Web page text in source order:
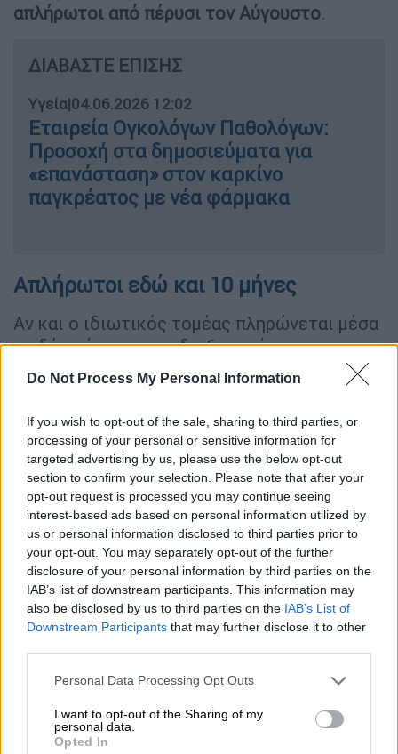
Do Not Process My Personal Information
If you wish to opt-out of the sale, sharing to third parties, or
processing of your personal or sensitive information for
targeted advertising by us, please use the below opt-out
section to confirm your selection. Please note that after your
opt-out request is processed you may continue seeing
interest-based ads based on personal information utilized by
us or personal information disclosed to third parties prior to
your opt-out. You may separately opt-out of the further
disclosure of your personal information by third parties on the
IAB’s list of downstream participants. This information may
also be disclosed by us to third parties on the IAB’s List of
Downstream Participants that may further disclose it to other
Please note that this website/app uses one or more Google
not limited to your visit or usage behaviour. You may click to
grant or deny consent to Google and its third-party tags to
use your data for below specified purposes in below Google
Personal Data Processing Opt Outs
I want to opt-out of the Sharing of my
personal data.
Opted In
απλήρωτοι από πέρυσι τον Αύγουστο.
ΔΙΑΒΑΣΤΕ ΕΠΙΣΗΣ
Υγεία|04.06.2026 12:02
Εταιρεία Ογκολόγων Παθολόγων:
Προσοχή στα δημοσιεύματα για
«επανάσταση» στον καρκίνο
παγκρέατος με νέα φάρμακα
Απλήρωτοι εδώ και 10 μήνες
Αν και ο ιδιωτικός τομέας πληρώνεται μέσα
σε δύο μήνες για τη διεξαγωγή των
συγκεκριμένων εξετάσεων με δεδομένο ότι
υπάρχουν τα κονδύλια από το Ταμείο
Ανάκαμψης, στα Κέντρα Υγείας αλλά και στις
δημόσιες μονάδεςοι γιατροί της 1ης ΥΠΕ
δεν έχουν εξοφληθεί εδώ και 10 μήνες.
Η κατάσταση αυτή έχει προκαλέσειέντονη
αναστάτωσηστον ιατρικό κόσμο, με
αποτέλεσμαπολλοί γιατροί να αρχίζουν να
διατυπώνουν την πρόθεσή τους να
σταματήσουν να συμμετέχουνστο
πρόγραμμα για την πρόληψη των
καρδιαγγειακών νοσημάτων, που διαφημίζει
η κυβέρνηση εδώ και πολύ καιρό και
προτίθεται μάλιστα να συνεχίσει και μετά τη
λήξη του Ταμείου Ανάκαμψης.
Η επιστολή του Ιατρικού Συλλόγου